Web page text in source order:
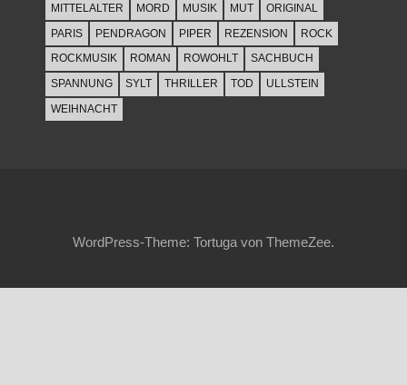
MITTELALTER
MORD MUSIK MUT
ORIGINAL
PARIS
PENDRAGON PIPER REZENSION
ROCK
ROCKMUSIK
ROMAN ROWOHLT
SACHBUCH
SPANNUNG
SYLT THRILLER TOD
ULLSTEIN
WEIHNACHT
WordPress-Theme: Tortuga von ThemeZee.